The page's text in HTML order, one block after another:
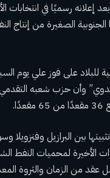
إعلانه رسميًا في انتخابات
الصغيرة من إنتاج
للبلاد على فوز علي يوم
وأن حزب شعبه
بين البرازيل وفنزويلا
الأخيرة لمحميات النفط
عقد من الزمان والثروة